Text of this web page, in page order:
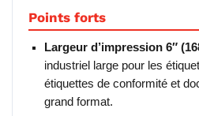
Points forts
Largeur d’impression 6″
industriel large pour les
étiquettes de conformité et
grand format.